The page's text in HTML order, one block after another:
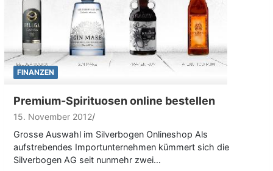
FINANZEN
Premium-Spirituosen online bestellen
15. November 2012
Grosse Auswahl im Silverbogen Onlineshop Als
aufstrebendes Importunternehmen kümmert sich die
Silverbogen AG seit nunmehr zwei…